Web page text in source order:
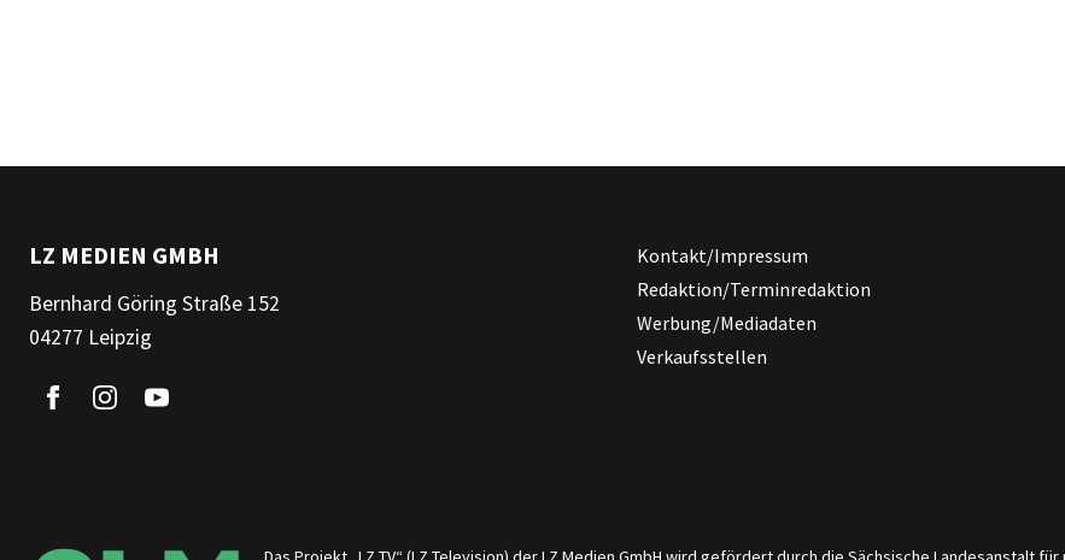
LZ MEDIEN GMBH
Bernhard Göring Straße 152
04277 Leipzig
Kontakt/Impressum
Redaktion/Terminredaktion
Werbung/Mediadaten
Verkaufsstellen